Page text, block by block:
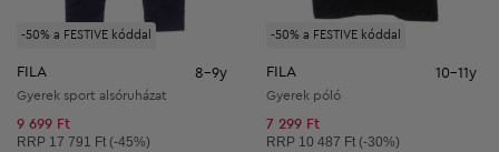
-50% a FESTIVE kóddal
FILA 8-9y
Gyerek sport alsóruházat
9 699 Ft
Ajánlott ár:
RRP 17 791 Ft (-45%)
-50% a FESTIVE kóddal
FILA 10-11y
Gyerek póló
7 299 Ft
Ajánlott ár:
RRP 10 487 Ft (-30%)